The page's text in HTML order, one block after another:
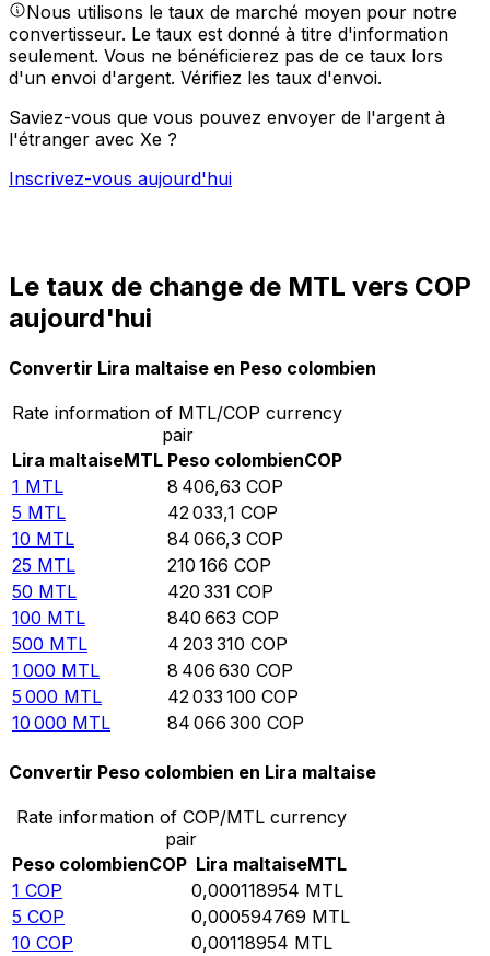
Nous utilisons le taux de marché moyen pour notre
convertisseur. Le taux est donné à titre d'information
seulement. Vous ne bénéficierez pas de ce taux lors
d'un envoi d'argent. Vérifiez les taux d'envoi.
Saviez-vous que vous pouvez envoyer de l'argent à
l'étranger avec Xe ?
Inscrivez-vous aujourd'hui
Le taux de change de MTL vers COP
aujourd'hui
Convertir Lira maltaise en Peso colombien
Rate information of MTL/COP currency
pair
Lira maltaiseMTL Peso colombienCOP
1 MTL 8 406,63 COP
5 MTL 42 033,1 COP
10 MTL 84 066,3 COP
25 MTL 210 166 COP
50 MTL 420 331 COP
100 MTL 840 663 COP
500 MTL 4 203 310 COP
1 000 MTL 8 406 630 COP
5 000 MTL 42 033 100 COP
10 000 MTL 84 066 300 COP
Convertir Peso colombien en Lira maltaise
Rate information of COP/MTL currency
pair
Peso colombienCOP Lira maltaiseMTL
1 COP 0,000118954 MTL
5 COP 0,000594769 MTL
10 COP 0,00118954 MTL